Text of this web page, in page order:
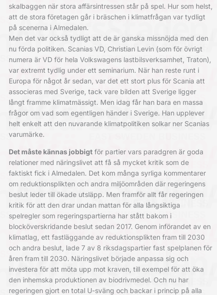
skal­baggen när stora affärsintressen står på spel. Hur som helst,
att de stora företagen går i bräschen i klimatfrågan var tydligt
på scenerna i Almedalen.
Men det var också tydligt att de är ganska missnöjda med den
nu förda politiken. Scanias VD, Christian Levin (som för övrigt
numera är VD för hela Volkswagens lastbils­verksamhet, Traton),
var extremt tydlig under ett ­seminarium. När han reste runt i
Europa för något år sedan, var det ett stort plus för Scania att
associeras med ­Sverige, tack vare bilden att Sverige ligger
långt framme klimatmässigt. Men idag får han bara en massa
frågor om vad som egentligen händer i ­Sverige. Han upplever
helt enkelt att den nuvarande klimatpolitiken solkar ner Scanias
varumärke.
Det måste kännas jobbigtför partier vars paradgren är goda
relationer med näringslivet att få så mycket kritik som de
faktiskt fick i Almedalen. Det kom många syrliga kommentarer
om reduktions­plikten och andra miljöområden där ­regeringens
beslut leder till ökade utsläpp. Men framför allt får regeringen
kritik för att den drar undan mattan för alla långsiktiga
spelregler som regeringspartierna har stått bakom i
blocköverskridande beslut sedan 2017. Genom ­införandet av en
klimatlag, ett fastläggande av reduktionsplikten fram till 2030
och andra beslut, lade 7 av 8 ­riksdagspartier fast spelplanen för
åren fram till 2030. Näringslivet började anpassa sig och
investera för att möta upp mot kraven, till exempel för att öka
den inhemska produktionen av bio­drivmedel. Och nu har
regeringen gjort en total U-sväng och backar i princip på alla